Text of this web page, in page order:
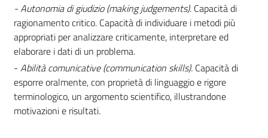
- Autonomia di giudizio (making judgements). Capacità di
ragionamento critico. Capacità di individuare i metodi più
appropriati per analizzare criticamente, interpretare ed
elaborare i dati di un problema.
- Abilità comunicative (communication skills). Capacità di
esporre oralmente, con proprietà di linguaggio e rigore
terminologico, un argomento scientifico, illustrandone
motivazioni e risultati.